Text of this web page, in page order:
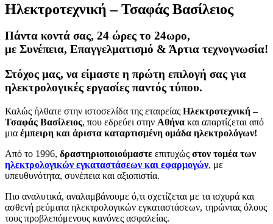
Ηλεκτροτεχνική – Τσαφάς Βασίλειος
Πάντα κοντά σας, 24 ώρες το 24ωρο,
με Συνέπεια, Επαγγελματισμό & Άρτια τεχνογνωσία!
Στόχος μας, να είμαστε η πρώτη επιλογή σας για
ηλεκτρολογικές εργασίες παντός τύπου.
Καλώς ήλθατε στην ιστοσελίδα της εταιρείας Ηλεκτροτεχνική –
Τσαφάς Βασίλειος, που εδρεύει στην Αθήνα και απαρτίζεται από
μια έμπειρη και άριστα καταρτισμένη ομάδα ηλεκτρολόγων!
Από το 1996, δραστηριοποιούμαστε επιτυχώς στον τομέα των
ηλεκτρολογικών εγκαταστάσεων και εφαρμογών, με
υπευθυνότητα, συνέπεια και αξιοπιστία.
Πιο αναλυτικά, αναλαμβάνουμε ό,τι σχετίζεται με τα ισχυρά και
ασθενή ρεύματα ηλεκτρολογικών εγκαταστάσεων, τηρώντας όλους
τους προβλεπόμενους κανόνες ασφαλείας.